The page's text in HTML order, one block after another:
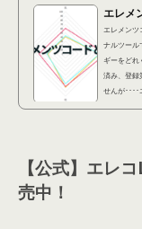
エレメ
エレメンツ
ナルツール
ギーをどれ
済み、登録
せんが････
【公式】エレ
売中！